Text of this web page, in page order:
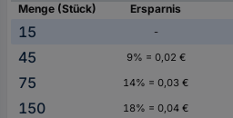
Menge (Stück)
Ersparnis
15 -
45
9% = 0,02 €
75
14% = 0,03 €
150
18% = 0,04 €